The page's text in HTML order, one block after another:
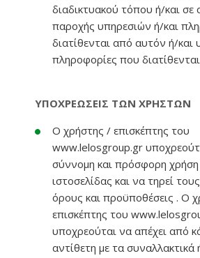
διαδικτυακού τόπου ή/και σε
παροχής υπηρεσιών ή/και
διατίθενται από αυτόν ή/και
πληροφορίες που
ΥΠΟΧΡΕΩΣΕΙΣ ΤΩΝ ΧΡΗΣΤΩΝ
Ο χρήστης / επισκέπτης του
www.lelosgroup.gr
σύννομη και πρόσφορη χρήση
ιστοσελίδας και να τηρεί
όρους και προϋποθέσεις . Ο
επισκέπτης του
υποχρεούται να απέχει από
αντίθετη με τα συναλλακτικά